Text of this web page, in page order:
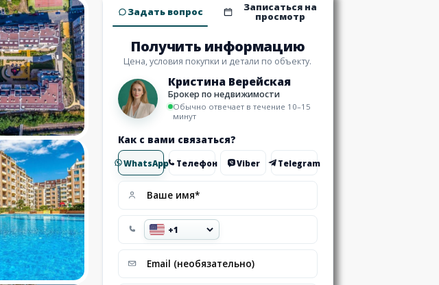
Задать вопрос Записаться на
просмотр
Получить информацию
Цена, условия покупки и детали по объекту.
Кристина Верейская
Брокер по недвижимости
Обычно отвечает в течение 10–15
минут
Как с вами связаться?
WhatsApp Телефон Viber Telegram